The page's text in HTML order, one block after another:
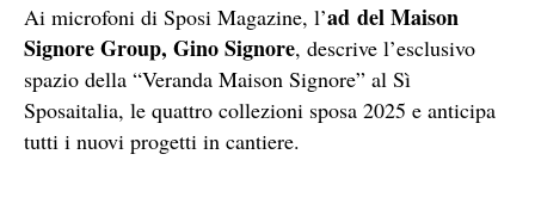
Ai microfoni di Sposi Magazine, l’ad del Maison
Signore Group, Gino Signore, descrive l’esclusivo
spazio della “Veranda Maison Signore” al Sì
Sposaitalia, le quattro collezioni sposa 2025 e anticipa
tutti i nuovi progetti in cantiere.